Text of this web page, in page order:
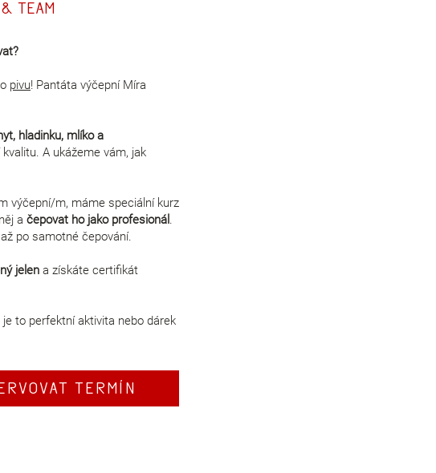
team
pivu! Pantáta výčepní Míra
hladinku, mlíko a
A ukážeme vám, jak
výčepní/m, máme speciální kurz
a čepovat ho jako profesionál .
po samotné čepování.
jelen a získáte certifikát
to perfektní aktivita nebo dárek
TERMÍN